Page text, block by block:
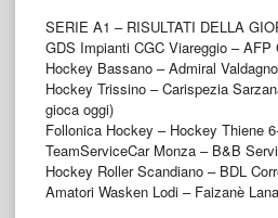
SERIE A1 – RISULTATI DELLA
GDS Impianti CGC Viareggio – AFP
Hockey Bassano – Admiral
Hockey Trissino – Carispezia
gioca oggi)
Follonica Hockey – Hockey Thiene
TeamServiceCar Monza – B&B
Hockey Roller Scandiano – BDL
Amatori Wasken Lodi – Faizanè